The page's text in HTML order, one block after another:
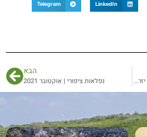
LinkedIn
Telegram
צבעים, חוטים, זכרונות וסודות בעמק יזרעאל | אוקטובר 2021
הבא
נפלאות ציפורי | אוקטובר 2021